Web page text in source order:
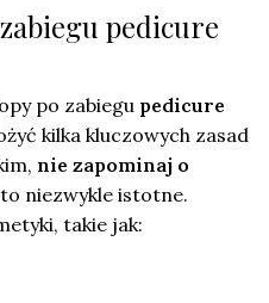
pedicure
po zabiegu pedicure
kilka kluczowych zasad
nie zapominaj o
niezwykle istotne.
takie jak: